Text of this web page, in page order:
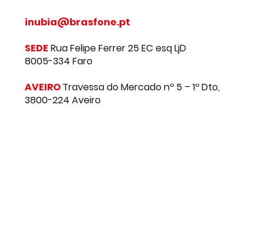
inubia@brasfone.pt
SEDE Rua Felipe Ferrer 25 EC esq LjD
8005-334 Faro
AVEIROTravessa do Mercado nº 5 – 1º Dto,
3800-224 Aveiro